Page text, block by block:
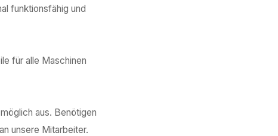
funktionsfähig und
für alle Maschinen
aus. Benötigen
unsere Mitarbeiter.